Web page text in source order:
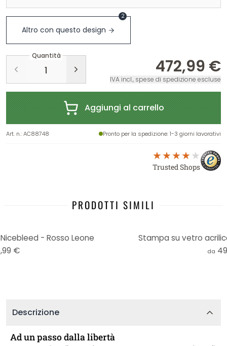
Altro con questo design
2
Quantità
472,99 €
IVA incl., spese di spedizione escluse
Aggiungi al carrello
Art. n.:AC88748 Pronto per la spedizione: 1-3 giorni lavorativi
Trusted Shops
PRODOTTI SIMILI
- Rosso Leone
€
Stampa su vetro
da
Descrizione
Ad un passo dalla libertà